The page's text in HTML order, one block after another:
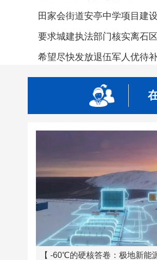
田家会街道安亭中学项目建
要求城建执法部门核实离石
希望尽快发放退伍军人优待
【 -60℃的硬核答卷：极地新能